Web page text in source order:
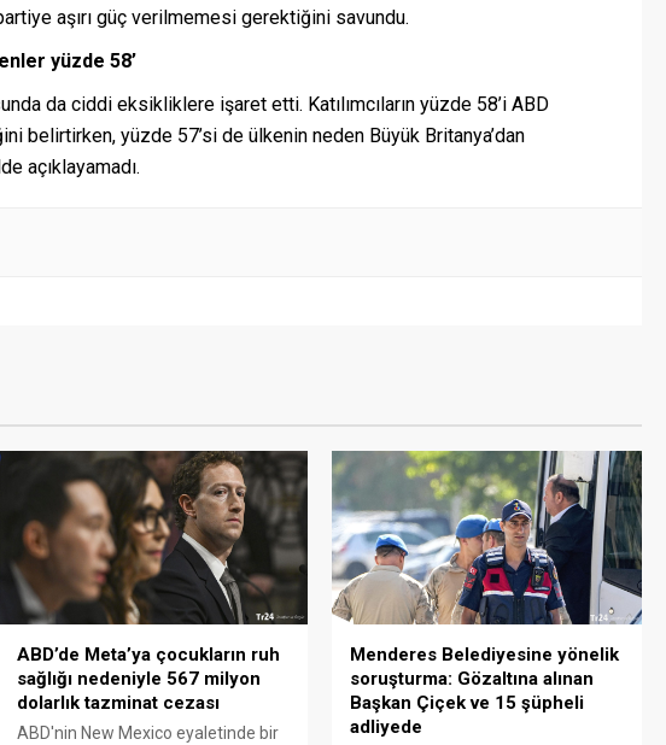
aşırı güç verilmemesi gerektiğini savundu.
yüzde 58’
da ciddi eksikliklere işaret etti. Katılımcıların yüzde 58’i ABD
belirtirken, yüzde 57’si de ülkenin neden Büyük Britanya’dan
açıklayamadı.
ABD’de Meta’ya çocukların ruh
sağlığı nedeniyle 567 milyon
dolarlık tazminat cezası
ABD'nin New Mexico eyaletinde bir
Menderes Belediyesine yönelik
soruşturma: Gözaltına alınan
Başkan Çiçek ve 15 şüpheli
adliyede